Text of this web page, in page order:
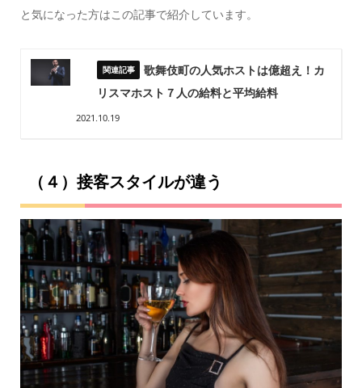
と気になった方はこの記事で紹介しています。
歌舞伎町の人気ホストは億超え！カ
リスマホスト７人の給料と平均給料
2021.10.19
（４） 接客スタイルが違う